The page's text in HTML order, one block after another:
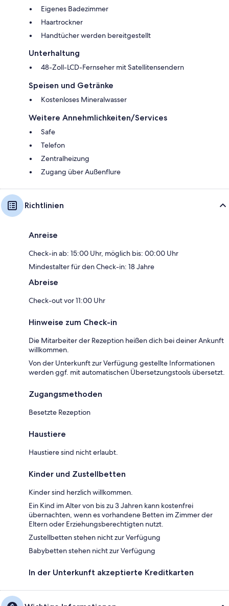
Eigenes Badezimmer
Haartrockner
Handtücher werden bereitgestellt
Unterhaltung
48-Zoll-LCD-Fernseher mit Satellitensendern
Speisen und Getränke
Kostenloses Mineralwasser
Weitere Annehmlichkeiten/Services
Safe
Telefon
Zentralheizung
Zugang über Außenflure
Richtlinien
Anreise
Check-in ab: 15:00 Uhr, möglich bis: 00:00 Uhr
Mindestalter für den Check-in: 18 Jahre
Abreise
Check-out vor 11:00 Uhr
Hinweise zum Check-in
Die Mitarbeiter der Rezeption heißen dich bei deiner Ankunft
willkommen.
Von der Unterkunft zur Verfügung gestellte Informationen
werden ggf. mit automatischen Übersetzungstools übersetzt.
Zugangsmethoden
Besetzte Rezeption
Haustiere
Haustiere sind nicht erlaubt.
Kinder und Zustellbetten
Kinder sind herzlich willkommen.
Ein Kind im Alter von bis zu 3 Jahren kann kostenfrei
übernachten, wenn es vorhandene Betten im Zimmer der
Eltern oder Erziehungsberechtigten nutzt.
Zustellbetten stehen nicht zur Verfügung
Babybetten stehen nicht zur Verfügung
In der Unterkunft akzeptierte Kreditkarten